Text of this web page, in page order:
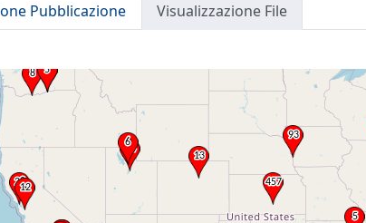
Pubblicazione Visualizzazione File